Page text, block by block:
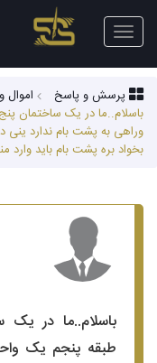
Toggle
navigation
پرسش و پاسخ
اموال
باسلام..ما در یک ساختمان
وراهی به پشت بام ندارد
بخواد بره پشت بام باید وارد
باسلام..ما در یک
طبقه پنجم یک